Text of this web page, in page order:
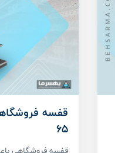
65